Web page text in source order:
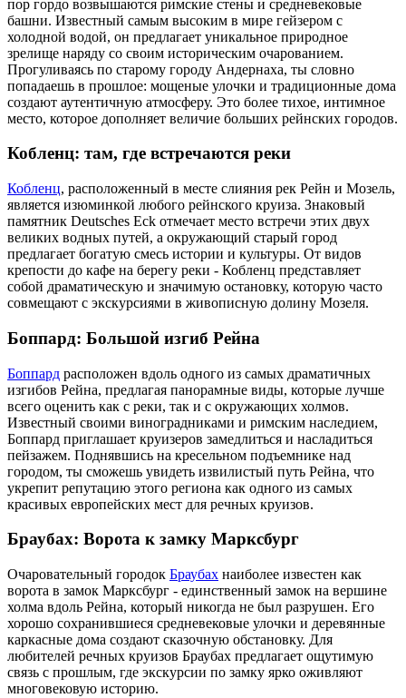
пор гордо возвышаются римские стены и средневековые
башни. Известный самым высоким в мире гейзером с
холодной водой, он предлагает уникальное природное
зрелище наряду со своим историческим очарованием.
Прогуливаясь по старому городу Андернаха, ты словно
попадаешь в прошлое: мощеные улочки и традиционные дома
создают аутентичную атмосферу. Это более тихое, интимное
место, которое дополняет величие больших рейнских городов.
Кобленц: там, где встречаются реки
Кобленц, расположенный в месте слияния рек Рейн и Мозель,
является изюминкой любого рейнского круиза. Знаковый
памятник Deutsches Eck отмечает место встречи этих двух
великих водных путей, а окружающий старый город
предлагает богатую смесь истории и культуры. От видов
крепости до кафе на берегу реки - Кобленц представляет
собой драматическую и значимую остановку, которую часто
совмещают с экскурсиями в живописную долину Мозеля.
Боппард: Большой изгиб Рейна
Боппард расположен вдоль одного из самых драматичных
изгибов Рейна, предлагая панорамные виды, которые лучше
всего оценить как с реки, так и с окружающих холмов.
Известный своими виноградниками и римским наследием,
Боппард приглашает круизеров замедлиться и насладиться
пейзажем. Поднявшись на кресельном подъемнике над
городом, ты сможешь увидеть извилистый путь Рейна, что
укрепит репутацию этого региона как одного из самых
красивых европейских мест для речных круизов.
Браубах: Ворота к замку Марксбург
Очаровательный городок Браубах наиболее известен как
ворота в замок Марксбург - единственный замок на вершине
холма вдоль Рейна, который никогда не был разрушен. Его
хорошо сохранившиеся средневековые улочки и деревянные
каркасные дома создают сказочную обстановку. Для
любителей речных круизов Браубах предлагает ощутимую
связь с прошлым, где экскурсии по замку ярко оживляют
многовековую историю.